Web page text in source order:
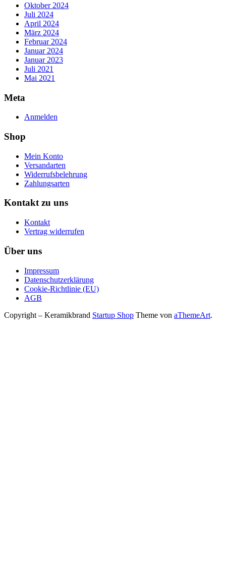
Oktober 2024
Juli 2024
April 2024
März 2024
Februar 2024
Januar 2024
Januar 2023
Juli 2021
Mai 2021
Meta
Anmelden
Shop
Mein Konto
Versandarten
Widerrufsbelehrung
Zahlungsarten
Kontakt zu uns
Kontakt
Vertrag widerrufen
Über uns
Impressum
Datenschutzerklärung
Cookie-Richtlinie (EU)
AGB
Copyright – Keramikbrand Startup Shop Theme von aThemeArt.